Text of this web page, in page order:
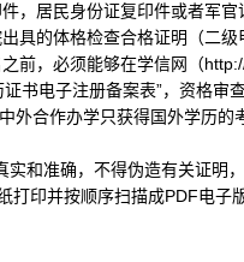
，居民身份证复印件或者军官
具的体格检查合格证明（二
前，必须能够在学信网（
书电子注册备案表”，资格
外合作办学只获得国外学历
实和准确，不得伪造有关证明
打印并按顺序扫描成PDF电子